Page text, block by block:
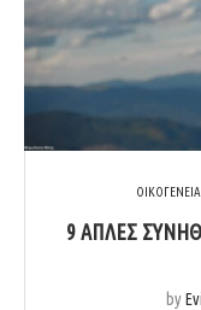
ΟΙΚΟΓΕΝΕΙΑ
9 ΑΠΛΈΣ
by